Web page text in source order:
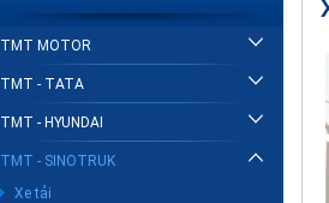
TMT MOTOR
TMT - TATA
TMT - HYUNDAI
TMT - SINOTRUK
Xe tải